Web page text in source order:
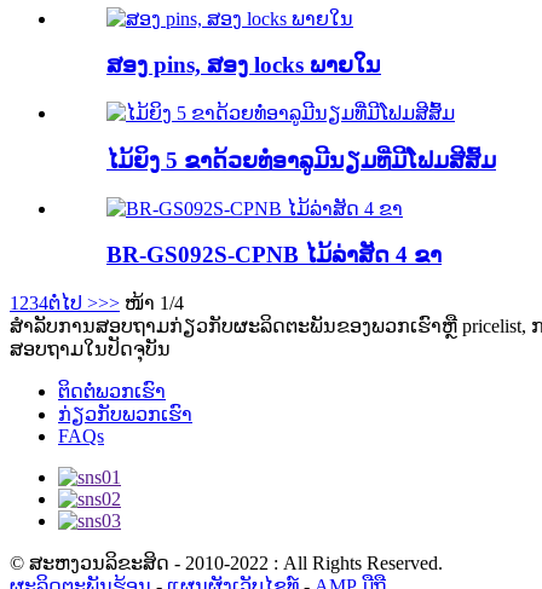
ສອງ pins, ສອງ locks ພາຍໃນ
ໄມ້ຍິງ 5 ຂາດ້ວຍທໍ່ອາລູມີນຽມທີ່ມີໂຟມສີສົ້ມ
BR-GS092S-CPNB ໄມ້ລ່າສັດ 4 ຂາ
1 234ຕໍ່ໄປ >>> ໜ້າ 1/4
ສໍາ​ລັບ​ການ​ສອບ​ຖາມ​ກ່ຽວ​ກັບ​ຜະ​ລິດ​ຕະ​ພັນ​ຂອງ​ພວກ​ເຮົາ​ຫຼື pricelist​,
ສອບ​ຖາມ​ໃນ​ປັດ​ຈຸ​ບັນ​
ຕິດຕໍ່ພວກເຮົາ
ກ່ຽວກັບພວກເຮົາ
FAQs
© ສະຫງວນລິຂະສິດ - 2010-2022 : All Rights Reserved.